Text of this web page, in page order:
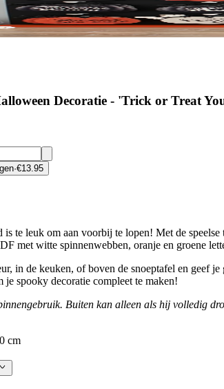
Decoratie - 'Trick or Treat
·€13.95
te leuk om aan voorbij te lopen! Met de
met witte spinnenwebben, oranje en groene
in de keuken, of boven de snoeptafel en geef
je spooky decoratie compleet te maken!
Buiten kan alleen als hij volledig
cm